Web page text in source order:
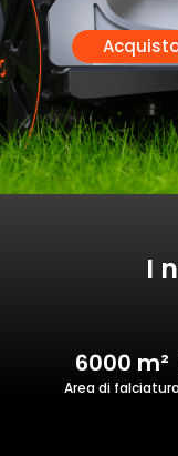
I
6000 m²
Area di falciatura